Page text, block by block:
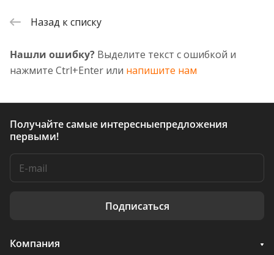
Назад к списку
Нашли ошибку? Выделите текст с ошибкой и
нажмите Ctrl+Enter или напишите нам
Получайте самые интересныепредложения
первыми!
Подписаться
Компания